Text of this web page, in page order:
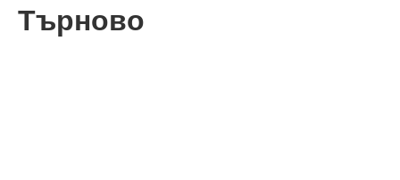
Търново